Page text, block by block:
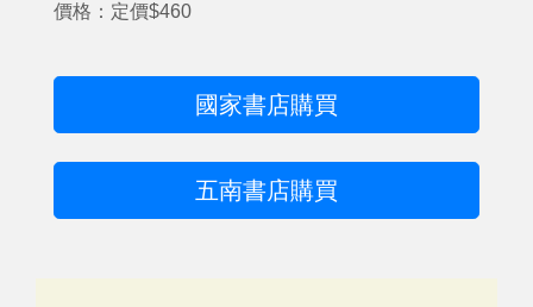
價格：定價$460
國家書店購買
五南書店購買